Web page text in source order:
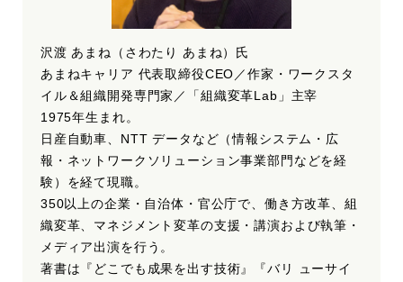
沢渡 あまね（さわたり あまね）氏
あまねキャリア 代表取締役CEO／作家・ワークスタ
イル＆組織開発専門家／「組織変革Lab」主宰
1975年生まれ。
日産自動車、NTT データなど（情報システム・広
報・ネットワークソリューション事業部門などを経
験）を経て現職。
350以上の企業・自治体・官公庁で、働き方改革、組
織変革、マネジメント変革の支援・講演および執筆・
メディア出演を行う。
著書は『どこでも成果を出す技術』『バリ ューサイ